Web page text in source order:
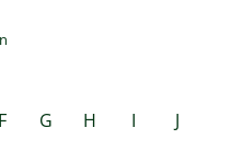
F G H I
J